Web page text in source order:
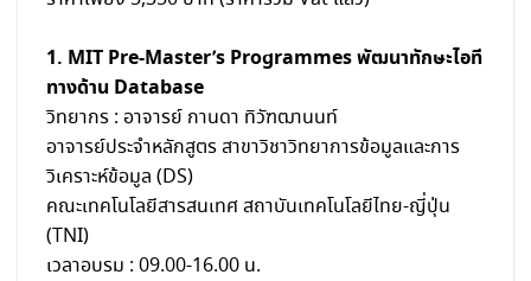
1. MIT Pre-Master’s Programmes พัฒนาทักษะไอที
ทางด้าน Database
วิทยากร : อาจารย์ กานดา ทิวัฑฒานนท์
อาจารย์ประจำหลักสูตร สาขาวิชาวิทยาการข้อมูลและการ
วิเคราะห์ข้อมูล (DS)
คณะเทคโนโลยีสารสนเทศ สถาบันเทคโนโลยีไทย-ญี่ปุ่น
(TNI)
เวลาอบรม : 09.00-16.00 น.